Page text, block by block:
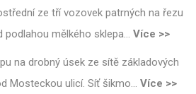
ze tří vozovek patrných na řezu
podlahou mělkého sklepa… Více >>
na drobný úsek ze sítě základových
Mosteckou ulicí. Síť šikmo… Více >>